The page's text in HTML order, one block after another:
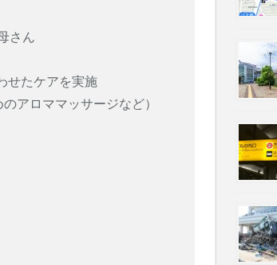
さん
たケアを実施
アロママッサージなど）